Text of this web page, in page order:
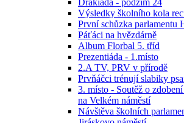
Drakiáda - podzim 24
Výsledky školního kola
První schůzka parlamentu
Páťáci na hvězdárně
Album Florbal 5. tříd
Prezentiáda - 1.místo
2.A TV, PRV v přírodě
Prvňáčci trénují slabiky
3. místo - Soutěž o
na Velkém náměstí
Návštěva školních